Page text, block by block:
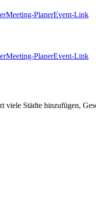
Meeting-PlanerEvent-Link
Meeting-PlanerEvent-Link
Städte hinzufügen,